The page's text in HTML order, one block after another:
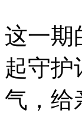
这一期
起守护
气，给